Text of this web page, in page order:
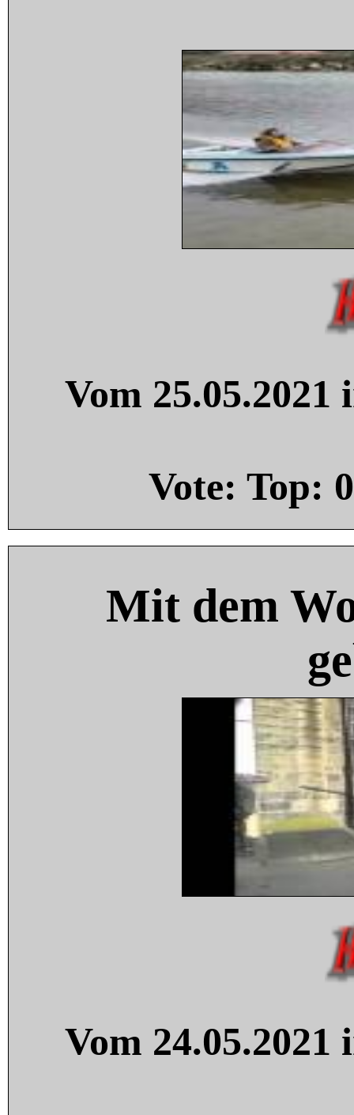
Vom
Vote: Top: 0
Mit dem
Vom